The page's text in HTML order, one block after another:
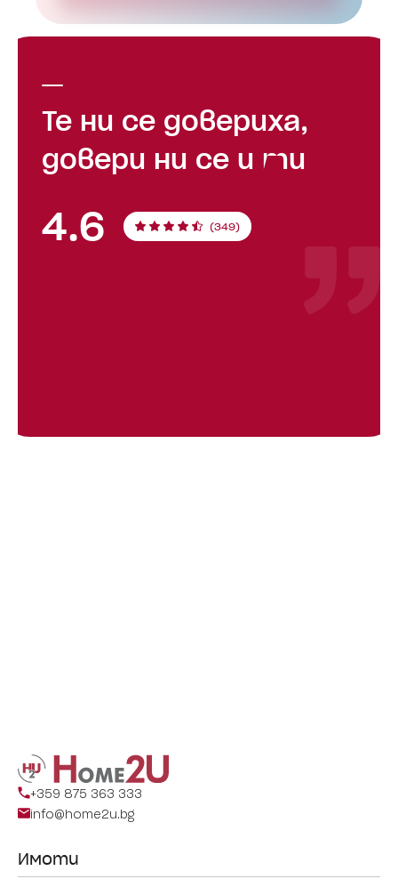
Те ни се довериха,
довери ни се и ти
4.6 (349)
+359 875 363 333
info@home2u.bg